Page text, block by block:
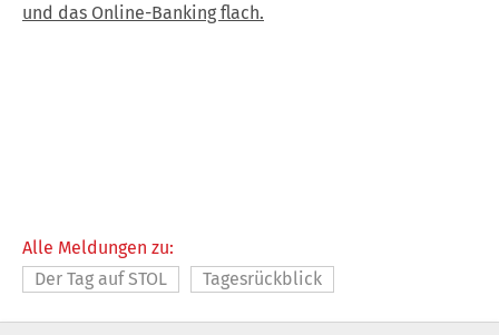
und das Online-Banking flach.
Alle Meldungen zu:
Der Tag auf STOL
Tagesrückblick